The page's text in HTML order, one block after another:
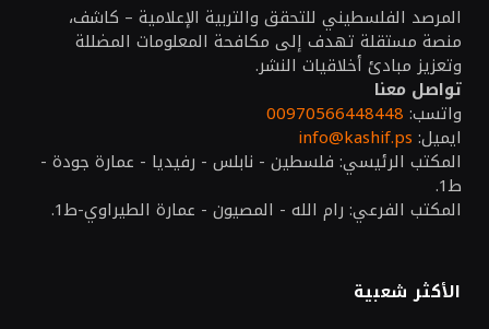
المرصد الفلسطيني للتحقق والتربية الإعلامية – كاشف،
منصة مستقلة تهدف إلى مكافحة المعلومات المضللة
وتعزيز مبادئ أخلاقيات النشر.
تواصل معنا
واتسب: 00970566448448
ايميل: info@kashif.ps
المكتب الرئيسي: فلسطين - نابلس - رفيديا - عمارة جودة -
ط1.
المكتب الفرعي: رام الله - المصيون - عمارة الطيراوي-ط1.
الأكثر شعبية